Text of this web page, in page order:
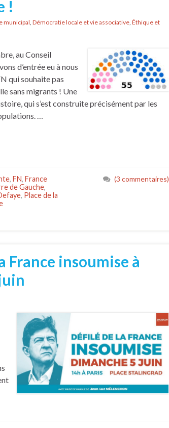
!
municipal, Démocratie locale et vie associative, Éthique et
au Conseil
d’entrée eu à nous
qui souhaite pas
sans migrants ! Une
qui s’est construite précisément par les
…
, FN, France
de Gauche,
, Place de la
(3 commentaires)
France insoumise à